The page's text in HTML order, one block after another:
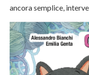
ancora semplice,